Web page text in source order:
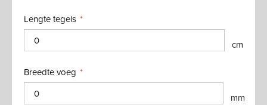
Lengte tegels
cm
Breedte voeg
mm